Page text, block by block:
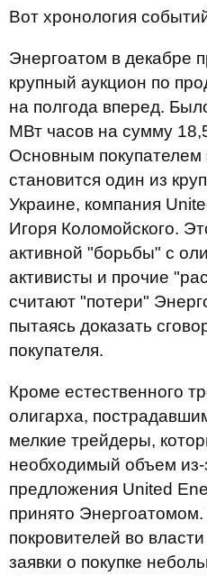
Вот хронология
Энергоатом в декабре
крупный аукцион по
на полгода вперед.
МВт часов на сумму
Основным покупателем
становится один из
Украине, компания
Игоря Коломойского.
активной "борьбы" с
активисты и прочие
считают "потери"
пытаясь доказать
покупателя.
Кроме естественного
олигарха,
мелкие трейдеры,
необходимый объем из-
предложения United
принято
покровителей во
заявки о покупке